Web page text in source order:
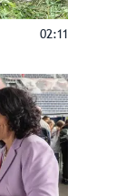
02:11